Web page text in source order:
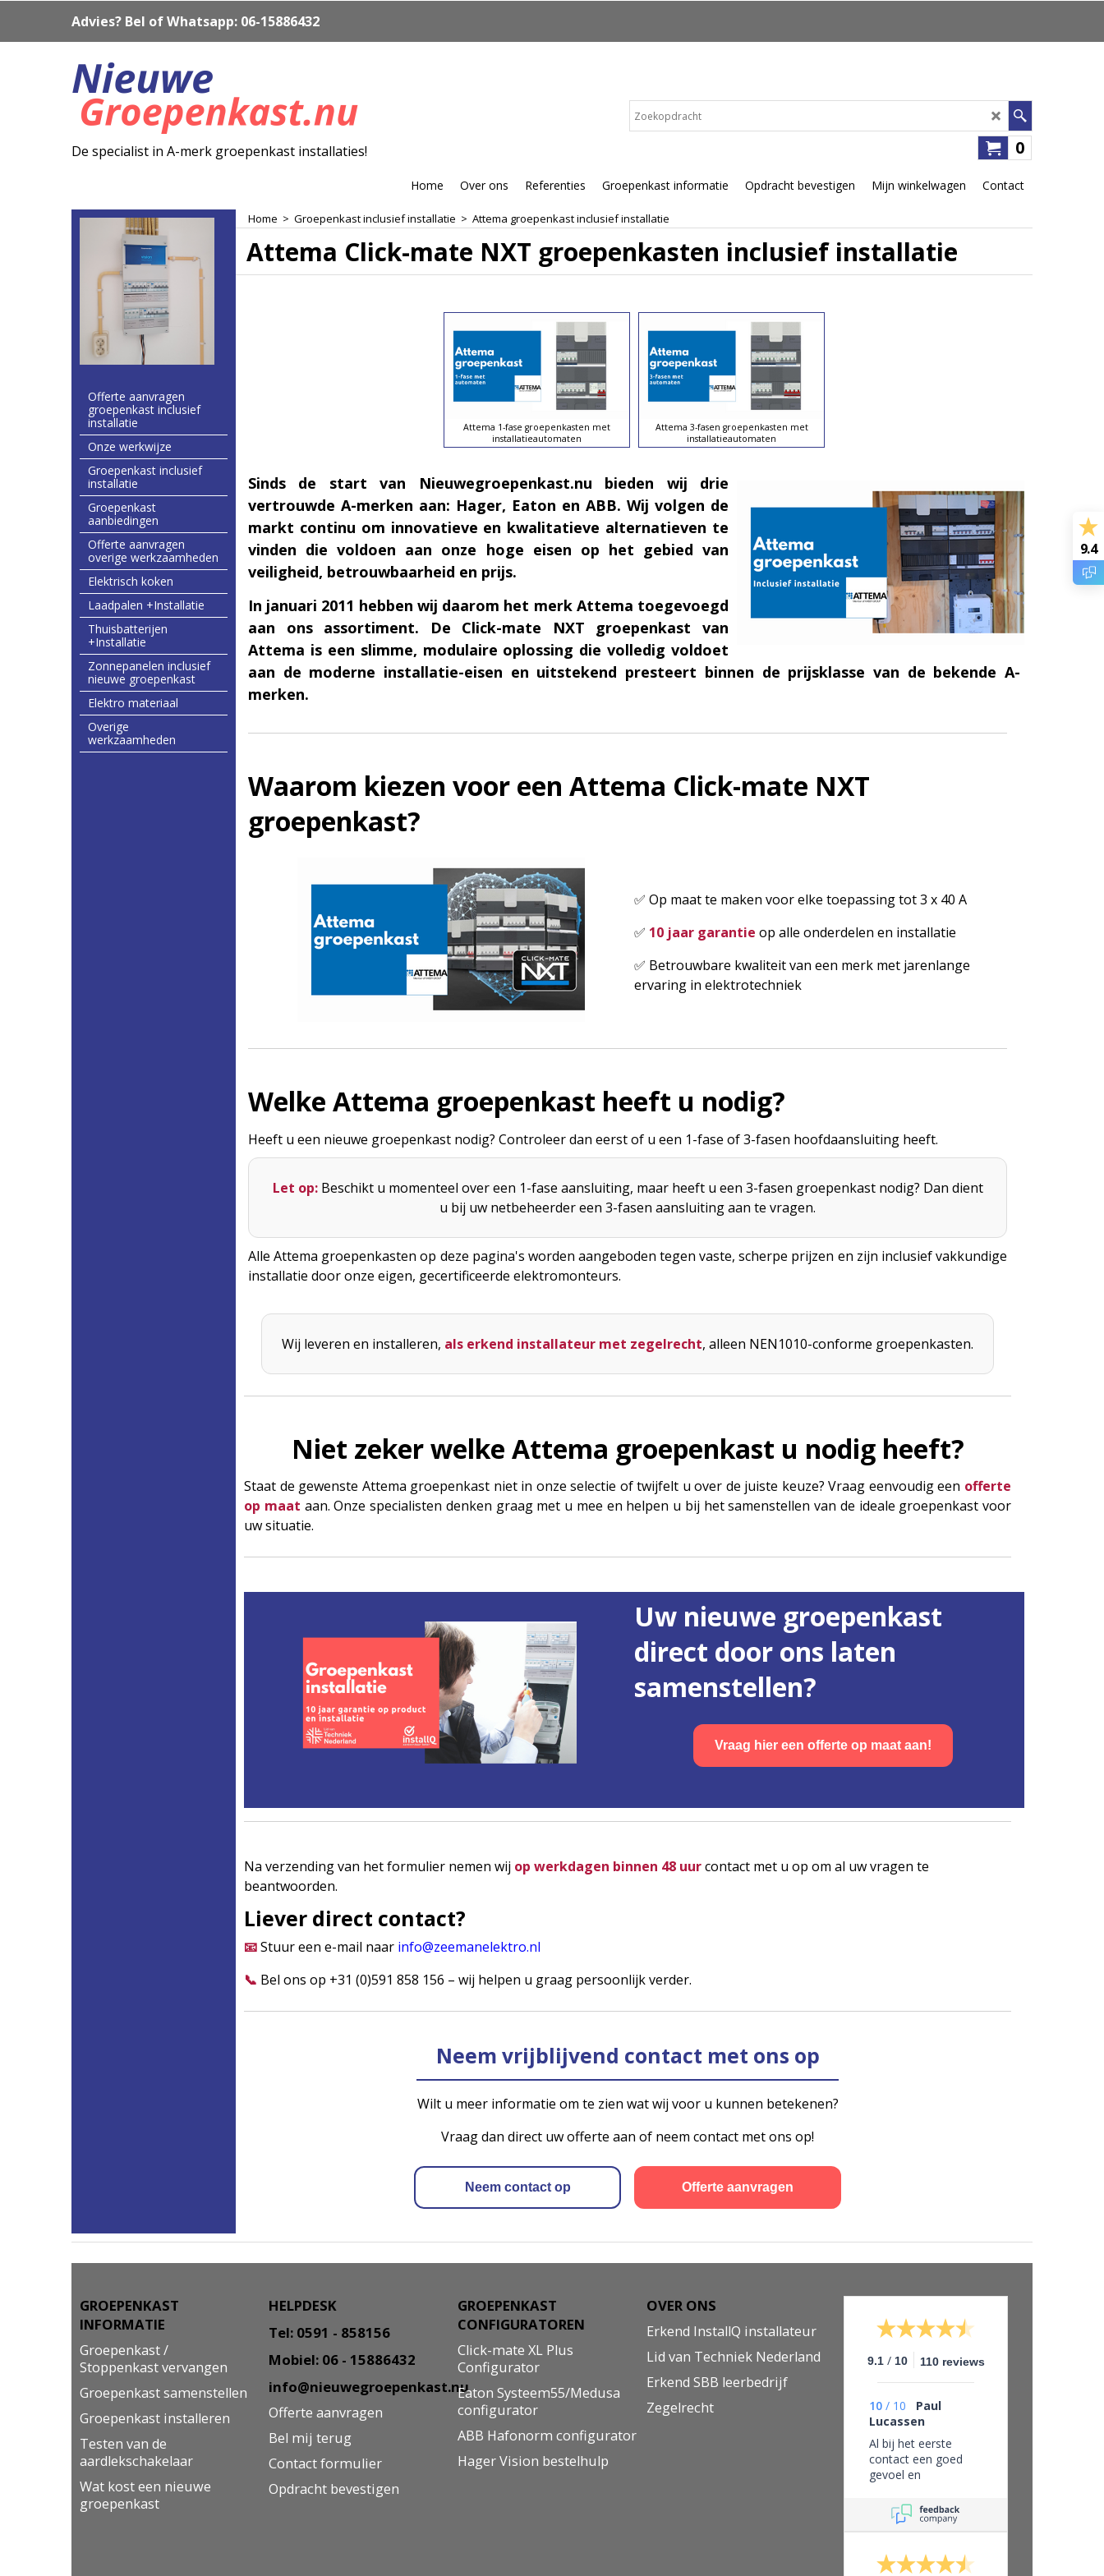
Advies? Bel of Whatsapp: 06-15886432
De specialist in A-merk groepenkast installaties! 0
Home Over ons Referenties Groepenkast informatie Opdracht bevestigen Mijn winkelwagen Contact
Offerte aanvragen
groepenkast inclusief
installatie
Onze werkwijze
Groepenkast inclusief
installatie
Groepenkast
aanbiedingen
Offerte aanvragen
overige werkzaamheden
Elektrisch koken
Laadpalen +Installatie
Thuisbatterijen
+Installatie
Zonnepanelen inclusief
nieuwe groepenkast
Elektro materiaal
Overige
werkzaamheden
Home > Groepenkast inclusief installatie > Attema groepenkast inclusief installatie
Attema Click-mate NXT groepenkasten inclusief installatie
Attema 1-fase groepenkasten met
installatieautomaten
Attema 3-fasen groepenkasten met
installatieautomaten
Sinds de start van Nieuwegroepenkast.nu bieden wij drie
vertrouwde A-merken aan: Hager, Eaton en ABB. Wij volgen de
markt continu om innovatieve en kwalitatieve alternatieven te
vinden die voldoen aan onze hoge eisen op het gebied van
veiligheid, betrouwbaarheid en prijs.
In januari 2011 hebben wij daarom het merk Attema toegevoegd
aan ons assortiment. De Click-mate NXT groepenkast van
Attema is een slimme, modulaire oplossing die volledig voldoet
aan de moderne installatie-eisen en uitstekend presteert binnen de prijsklasse van de bekende A-
merken.
Waarom kiezen voor een Attema Click-mate NXT
groepenkast?
✅ Op maat te maken voor elke toepassing tot 3 x 40 A
✅ 10 jaar garantie op alle onderdelen en installatie
✅ Betrouwbare kwaliteit van een merk met jarenlange
ervaring in elektrotechniek
Welke Attema groepenkast heeft u nodig?
Heeft u een nieuwe groepenkast nodig? Controleer dan eerst of u een 1-fase of 3-fasen hoofdaansluiting heeft.
Let op:Beschikt u momenteel over een 1-fase aansluiting, maar heeft u een 3-fasen groepenkast nodig? Dan dient
u bij uw netbeheerder een 3-fasen aansluiting aan te vragen.
Alle Attema groepenkasten op deze pagina's worden aangeboden tegen vaste, scherpe prijzen en zijn inclusief vakkundige
installatie door onze eigen, gecertificeerde elektromonteurs.
Wij leveren en installeren, als erkend installateur met zegelrecht, alleen NEN1010-conforme groepenkasten.
Niet zeker welke Attema groepenkast u nodig heeft?
Staat de gewenste Attema groepenkast niet in onze selectie of twijfelt u over de juiste keuze? Vraag eenvoudig een offerte
op maat aan. Onze specialisten denken graag met u mee en helpen u bij het samenstellen van de ideale groepenkast voor
uw situatie.
Uw nieuwe groepenkast
direct door ons laten
samenstellen?
Vraag hier een offerte op maat aan!
Na verzending van het formulier nemen wij op werkdagen binnen 48 uurcontact met u op om al uw vragen te
beantwoorden.
Liever direct contact?
📧Stuur een e-mail naar info@zeemanelektro.nl
📞 Bel ons op +31 (0)591 858 156 – wij helpen u graag persoonlijk verder.
Neem vrijblijvend contact met ons op
Wilt u meer informatie om te zien wat wij voor u kunnen betekenen?
Vraag dan direct uw offerte aan of neem contact met ons op!
Neem contact op Offerte aanvragen
GROEPENKAST
INFORMATIE
Groepenkast /
Stoppenkast vervangen
Groepenkast samenstellen
Groepenkast installeren
Testen van de
aardlekschakelaar
Wat kost een nieuwe
groepenkast
HELPDESK
Tel: 0591 - 858156
Mobiel: 06 - 15886432
info@nieuwegroepenkast.nu
Offerte aanvragen
Bel mij terug
Contact formulier
Opdracht bevestigen
GROEPENKAST
CONFIGURATOREN
Click-mate XL Plus
Configurator
Eaton Systeem55/Medusa
configurator
ABB Hafonorm configurator
Hager Vision bestelhulp
OVER ONS
Erkend InstallQ installateur
Lid van Techniek Nederland
Erkend SBB leerbedrijf
Zegelrecht
9.1 / 10 110 reviews
10 / 10
Paul
Lucassen
Al bij het eerste
contact een goed
gevoel en
bedrijf, eerlijk zaken
doen en leveren wat
je belooft.
9.4